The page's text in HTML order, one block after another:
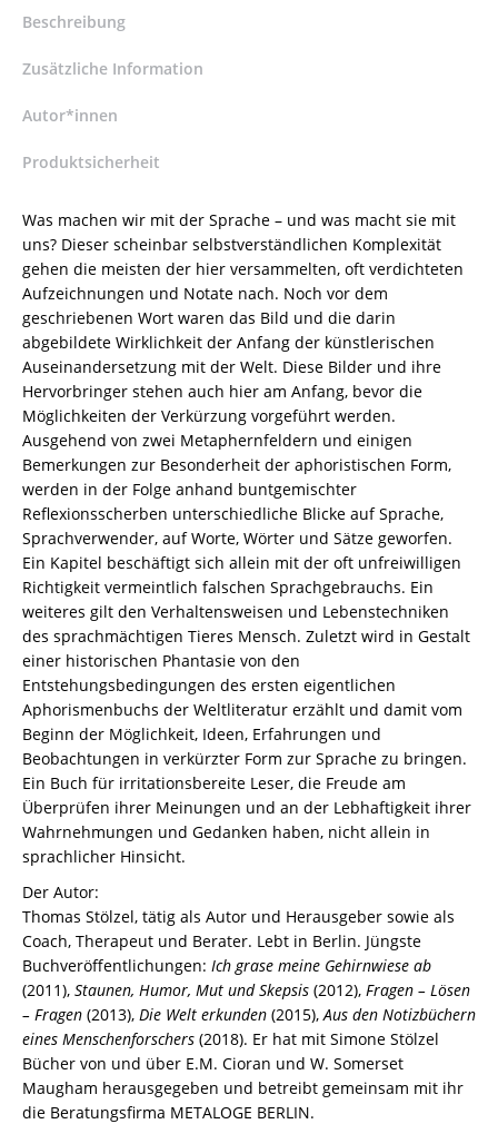
Stölzel
ISBN
/
3-
6487-
6
/
978-
3-
82-
606487-
6
Menge
Beschreibung
Zusätzliche Information
Autor*innen
Produktsicherheit
Was machen wir mit der Sprache – und was macht sie mit
uns? Dieser scheinbar selbstverständlichen Komplexität
gehen die meisten der hier versammelten, oft verdichteten
Aufzeichnungen und Notate nach. Noch vor dem
geschriebenen Wort waren das Bild und die darin
abgebildete Wirklichkeit der Anfang der künstlerischen
Auseinandersetzung mit der Welt. Diese Bilder und ihre
Hervorbringer stehen auch hier am Anfang, bevor die
Möglichkeiten der Verkürzung vorgeführt werden.
Ausgehend von zwei Metaphernfeldern und einigen
Bemerkungen zur Besonderheit der aphoristischen Form,
werden in der Folge anhand buntgemischter
Reflexionsscherben unterschiedliche Blicke auf Sprache,
Sprachverwender, auf Worte, Wörter und Sätze geworfen.
Ein Kapitel beschäftigt sich allein mit der oft unfreiwilligen
Richtigkeit vermeintlich falschen Sprachgebrauchs. Ein
weiteres gilt den Verhaltensweisen und Lebenstechniken
des sprachmächtigen Tieres Mensch. Zuletzt wird in Gestalt
einer historischen Phantasie von den
Entstehungsbedingungen des ersten eigentlichen
Aphorismenbuchs der Weltliteratur erzählt und damit vom
Beginn der Möglichkeit, Ideen, Erfahrungen und
Beobachtungen in verkürzter Form zur Sprache zu bringen.
Ein Buch für irritationsbereite Leser, die Freude am
Überprüfen ihrer Meinungen und an der Lebhaftigkeit ihrer
Wahrnehmungen und Gedanken haben, nicht allein in
sprachlicher Hinsicht.
Der Autor:
Thomas Stölzel, tätig als Autor und Herausgeber sowie als
Coach, Therapeut und Berater. Lebt in Berlin. Jüngste
Buchveröffentlichungen: Ich grase meine Gehirnwiese ab
(2011), Staunen, Humor, Mut und Skepsis (2012), Fragen – Lösen
– Fragen (2013), Die Welt erkunden (2015),Aus den Notizbüchern
eines Menschenforschers (2018). Er hat mit Simone Stölzel
Bücher von und über E.M. Cioran und W. Somerset
Maugham herausgegeben und betreibt gemeinsam mit ihr
die Beratungsfirma METALOGE BERLIN.